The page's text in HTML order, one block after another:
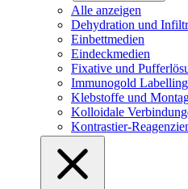
Alle anzeigen
Dehydration und
Einbettmedien
Eindeckmedien
Fixative und
Immunogold Labelling
Klebstoffe und
Kolloidale
Kontrastier-